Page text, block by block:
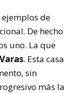
ejemplos de
De hecho
uno. La que
. Esta casa
sin
más la